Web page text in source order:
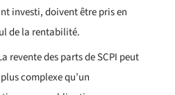
investi, doivent être pris en
de la rentabilité.
revente des parts de SCPI peut
complexe qu’un